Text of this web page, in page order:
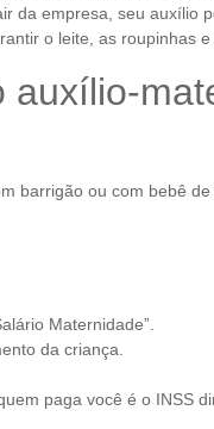
da empresa, seu auxílio
o leite, as roupinhas
auxílio-
barrigão ou com bebê
Maternidade”.
da criança.
paga você é o INSS